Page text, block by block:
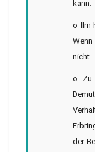
kann.
o Ilm
nicht.
o Zu
der